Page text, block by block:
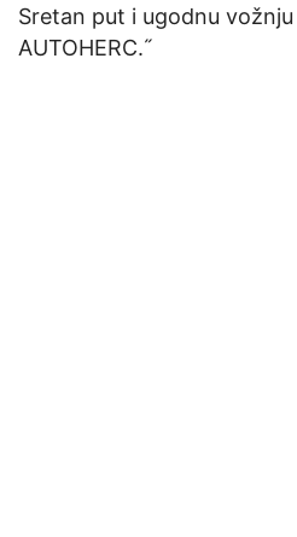
Sretan put i ugodnu vožnju
AUTOHERC.˝